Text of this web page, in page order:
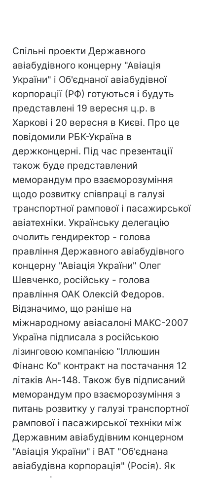
Спільні проекти Державного
авіабудівного концерну "Авіація
України" і Об'єднаної авіабудівної
корпорації (РФ) готуються і будуть
представлені 19 вересня ц.р. в
Харкові і 20 вересня в Києві. Про це
повідомили РБК-Україна в
держконцерні. Під час презентації
також буде представлений
меморандум про взаєморозуміння
щодо розвитку співпраці в галузі
транспортної рампової і пасажирської
авіатехніки. Українську делегацію
очолить гендиректор - голова
правління Державного авіабудівного
концерну "Авіація України" Олег
Шевченко, російську - голова
правління ОАК Олексій Федоров.
Відзначимо, що раніше на
міжнародному авіасалоні МАКС-2007
Україна підписала з російською
лізинговою компанією "Іллюшин
Фінанс Ко" контракт на постачання 12
літаків Ан-148. Також був підписаний
меморандум про взаєморозуміння з
питань розвитку у галузі транспортної
рампової і пасажирської техніки між
Державним авіабудівним концерном
"Авіація України" і ВАТ "Об'єднана
авіабудівна корпорація" (Росія). Як